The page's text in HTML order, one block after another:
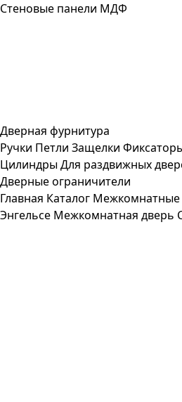
Стеновые панели МДФ
Дверная фурнитура
Ручки Петли Защелки
ЦилиндрыДля раздвижных
Дверные ограничители
Главная Каталог Межкомнатные
Энгельсе Межкомнатная дверь